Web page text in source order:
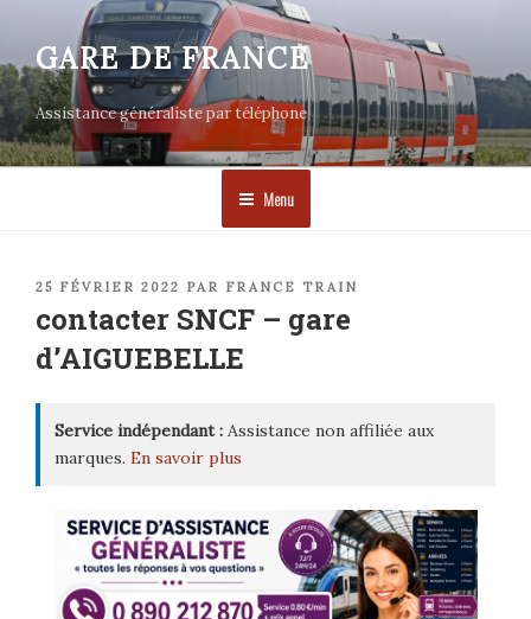
contenu
principal
GARE DE FRANCE
Assistance généraliste par téléphone
Menu
PUBLIÉ
25 FÉVRIER 2022 PAR FRANCE TRAIN
contacter SNCF – gare
d’AIGUEBELLE
Service indépendant : Assistance non affiliée aux
marques. En savoir plus